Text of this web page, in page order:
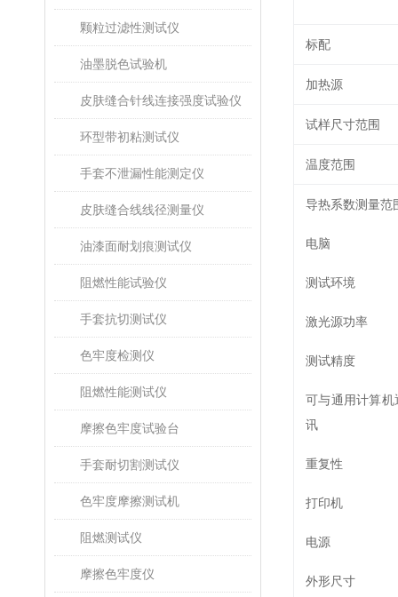
颗粒过滤性测试仪
油墨脱色试验机
皮肤缝合针线连接强度试验仪
环型带初粘测试仪
手套不泄漏性能测定仪
皮肤缝合线线径测量仪
油漆面耐划痕测试仪
阻燃性能试验仪
手套抗切测试仪
色牢度检测仪
阻燃性能测试仪
摩擦色牢度试验台
手套耐切割测试仪
色牢度摩擦测试机
阻燃测试仪
摩擦色牢度仪
标配
加热源
试样尺寸范围
温度范围‌‌
导热系数测量范
电脑
测试环境
激光源功率‌‌
测试精度
可与通用计算机
讯
重复性
打印机
电源
外形尺寸